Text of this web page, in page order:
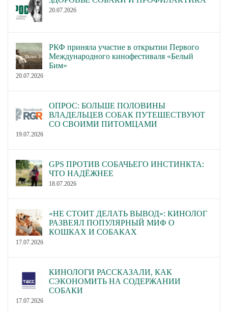
20.07.2026
РКФ приняла участие в открытии Первого
Международного кинофестиваля «Белый
Бим»
20.07.2026
ОПРОС: БОЛЬШЕ ПОЛОВИНЫ
ВЛАДЕЛЬЦЕВ СОБАК ПУТЕШЕСТВУЮТ
СО СВОИМИ ПИТОМЦАМИ
19.07.2026
GPS ПРОТИВ СОБАЧЬЕГО ИНСТИНКТА:
ЧТО НАДЁЖНЕЕ
18.07.2026
«НЕ СТОИТ ДЕЛАТЬ ВЫВОД»: КИНОЛОГ
РАЗВЕЯЛ ПОПУЛЯРНЫЙ МИФ О
КОШКАХ И СОБАКАХ
17.07.2026
КИНОЛОГИ РАССКАЗАЛИ, КАК
СЭКОНОМИТЬ НА СОДЕРЖАНИИ
СОБАКИ
17.07.2026